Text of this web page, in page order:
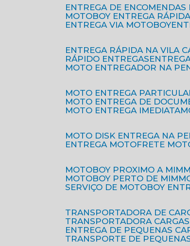
ENTREGA DE
MOTOBOY ENTREGA
ENTREGA VIA MOTOBOY
ENTREGA RÁPIDA NA VILA
RÁPIDO ENTREGAS
MOTO ENTREGADOR NA
MOTO ENTREGA
MOTO ENTREGA DE
MOTO ENTREGA IMEDIATA
MOTO DISK ENTREGA NA
ENTREGA MOTO
FRETE
MOTOBOY PROXIMO A MIM
MOTOBOY PERTO DE MIM
SERVIÇO DE MOTOBOY
TRANSPORTADORA DE
TRANSPORTADORA
ENTREGA DE PEQUENAS
TRANSPORTE DE